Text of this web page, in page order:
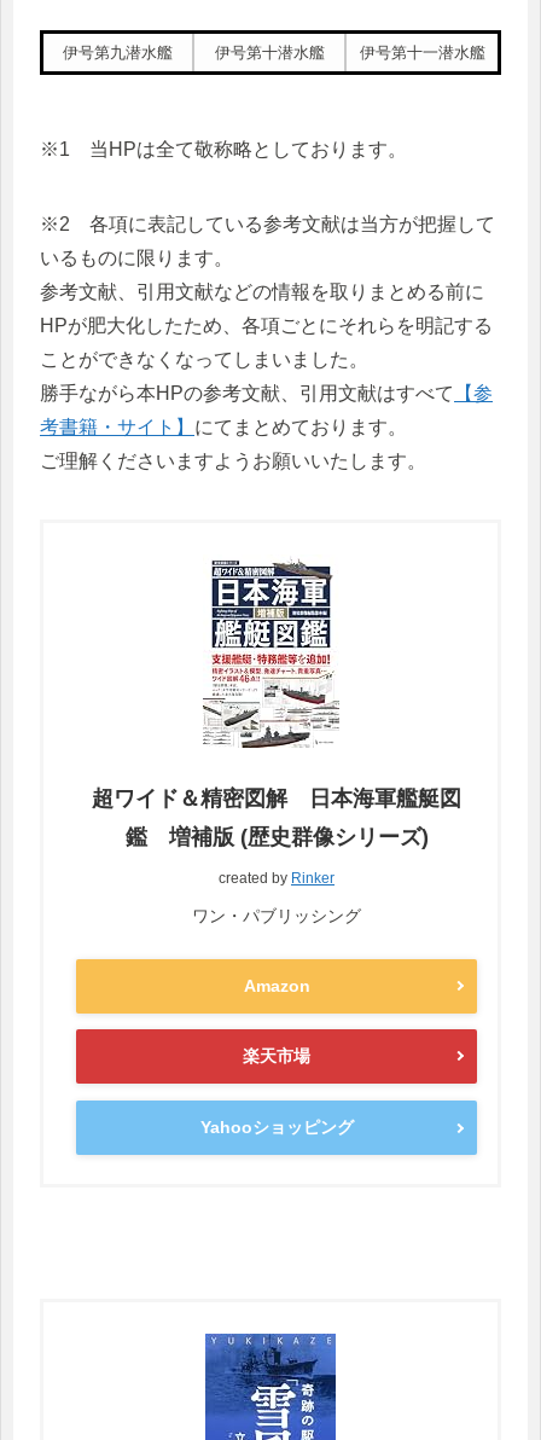
伊号第九潜水艦 伊号第十潜水艦 伊号第十一潜水艦
※1 当HPは全て敬称略としております。
※2 各項に表記している参考文献は当方が把握して
いるものに限ります。
参考文献、引用文献などの情報を取りまとめる前に
HPが肥大化したため、各項ごとにそれらを明記する
ことができなくなってしまいました。
勝手ながら本HPの参考文献、引用文献はすべて
【参
考書籍・サイト】 にてまとめております。
ご理解くださいますようお願いいたします。
超ワイド＆精密図解 日本海軍艦艇図
鑑 増補版 (歴史群像シリーズ)
created by Rinker
ワン・パブリッシング
Amazon
楽天市場
Yahooショッピング